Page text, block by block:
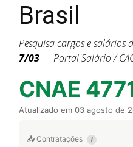
Brasil
Pesquisa cargos e salários
7/03— Portal Salário /
CNAE
Atualizado em 03 agosto de
📥 Contratações i